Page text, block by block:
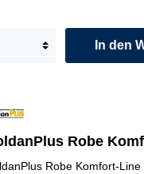
In den
Robe
Robe Komfort-